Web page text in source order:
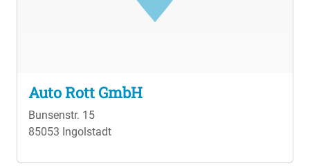
Auto Rott GmbH
Bunsenstr. 15
85053 Ingolstadt